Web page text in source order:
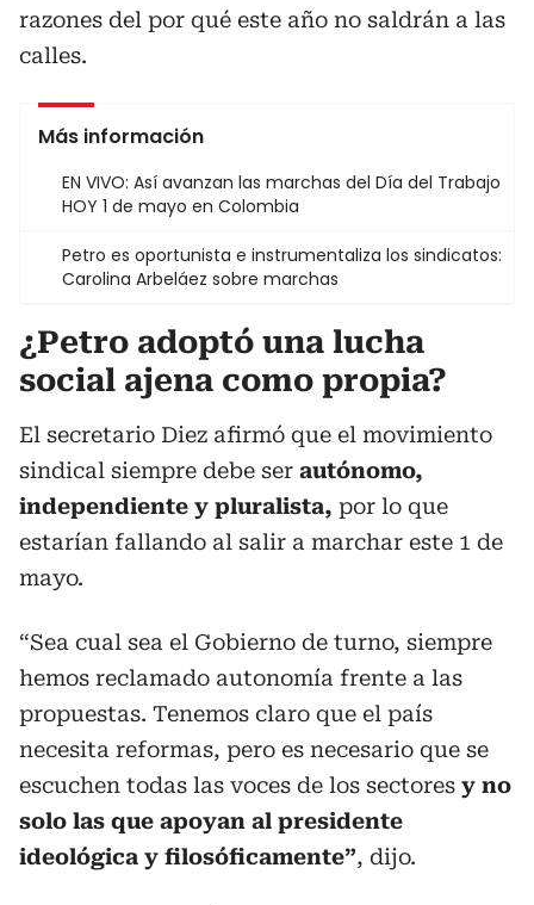
razones del por qué este año no saldrán a las
calles.
Más información
EN VIVO: Así avanzan las marchas del Día del Trabajo
HOY 1 de mayo en Colombia
Petro es oportunista e instrumentaliza los sindicatos:
Carolina Arbeláez sobre marchas
¿Petro adoptó una lucha
social ajena como propia?
El secretario Diez afirmó que el movimiento
sindical siempre debe ser autónomo,
independiente y pluralista, por lo que
estarían fallando al salir a marchar este 1 de
mayo.
“Sea cual sea el Gobierno de turno, siempre
hemos reclamado autonomía frente a las
propuestas. Tenemos claro que el país
necesita reformas, pero es necesario que se
escuchen todas las voces de los sectores y no
solo las que apoyan al presidente
ideológica y filosóficamente”, dijo.